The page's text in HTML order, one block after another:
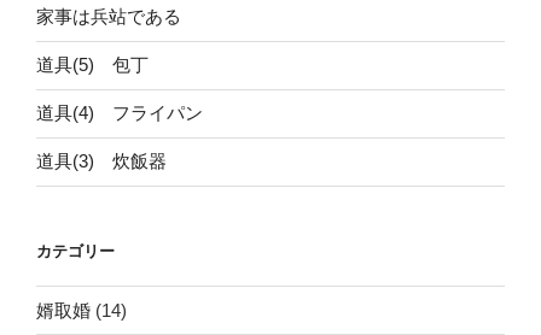
引
き
こ
も
が
表
る”
家事は兵站である
道具(5) 包丁
道具(4) フライパン
道具(3) 炊飯器
カテゴリー
婿取婚 (14)